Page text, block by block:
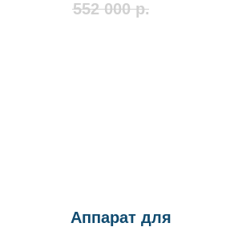
552 000 р.
Аппарат для